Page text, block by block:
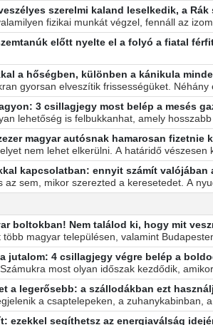
szerelmi kaland leselkedik, a
fizikai munkát végzel, fennáll az
előtt nyelte el a folyó a fiatal
a hőségben, különben a kánikula
gyorsan elveszítik frissességüket. Néhány
3 csillagjegy most belép a mesés
lehetőség is felbukkanhat, amely hosszabb
magyar autósnak hamarosan fizetnie
nem lehet elkerülni. A határidő vészesen
kapcsolatban: ennyit számít valójában
sem, mikor szerezted a keresetedet. A
boltokban! Nem találod ki, hogy mit
magyar településen, valamint
jutalom: 4 csillagjegy végre belép a
most olyan időszak kezdődik,
a legerősebb: a szállodákban ezt
a csaptelepeken, a zuhanykabinban,
ezekkel segíthetsz az energiaválság